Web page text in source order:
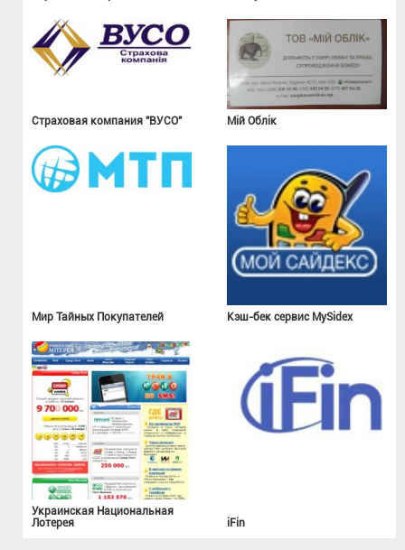
Страховая компания "ВУСО" Мій Облік
Мир Тайных Покупателей Кэш-бек сервис MySidex
Украинская Национальная
Лотерея
iFin